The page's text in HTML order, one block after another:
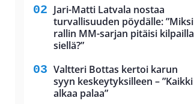
Jari-Matti Latvala nostaa
turvallisuuden pöydälle: ”Miksi
rallin MM-sarjan pitäisi kilpailla
siellä?”
Valtteri Bottas kertoi karun
syyn keskeytyksilleen – ”Kaikki
alkaa palaa”